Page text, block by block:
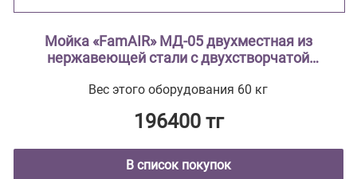
Мойка «FamAIR» МД-05 двухместная из
нержавеющей стали с двухстворчатой
Вес этого оборудования 60 кг
196400 тг
В список покупок